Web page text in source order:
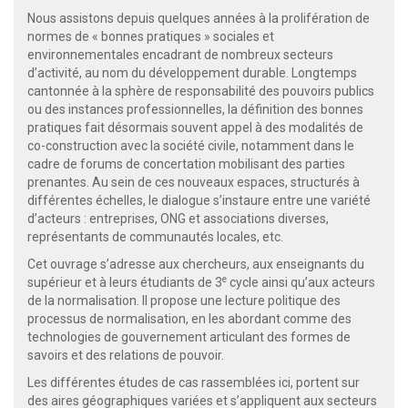
Nous assistons depuis quelques années à la prolifération de
normes de « bonnes pratiques » sociales et
environnementales encadrant de nombreux secteurs
d’activité, au nom du développement durable. Longtemps
cantonnée à la sphère de responsabilité des pouvoirs publics
ou des instances professionnelles, la définition des bonnes
pratiques fait désormais souvent appel à des modalités de
co-construction avec la société civile, notamment dans le
cadre de forums de concertation mobilisant des parties
prenantes. Au sein de ces nouveaux espaces, structurés à
différentes échelles, le dialogue s’instaure entre une variété
d’acteurs : entreprises, ONG et associations diverses,
représentants de communautés locales, etc.
Cet ouvrage s’adresse aux chercheurs, aux enseignants du
supérieur et à leurs étudiants de 3e cycle ainsi qu’aux acteurs
de la normalisation. Il propose une lecture politique des
processus de normalisation, en les abordant comme des
technologies de gouvernement articulant des formes de
savoirs et des relations de pouvoir.
Les différentes études de cas rassemblées ici, portent sur
des aires géographiques variées et s’appliquent aux secteurs